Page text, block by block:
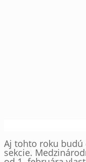
Aj tohto roku budú
sekcie.